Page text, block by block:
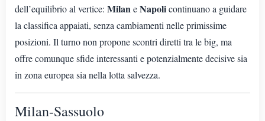
dell’equilibrio al vertice: MilaneNapolicontinuano a guidare
la classifica appaiati, senza cambiamenti nelle primissime
posizioni. Il turno non propone scontri diretti tra le big, ma
offre comunque sfide interessanti e potenzialmente decisive sia
in zona europea sia nella lotta salvezza.
Milan-Sassuolo